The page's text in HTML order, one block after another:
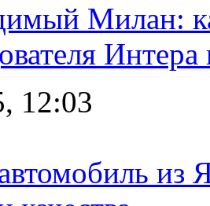
Милан:
12:03
из